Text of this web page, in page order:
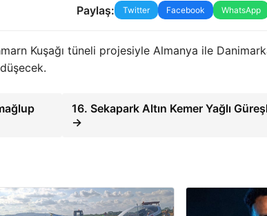
Paylaş: Twitter Facebook WhatsApp
Kuşağı tüneli projesiyle Almanya ile
16. Sekapark Altın Kemer Yağlı
→